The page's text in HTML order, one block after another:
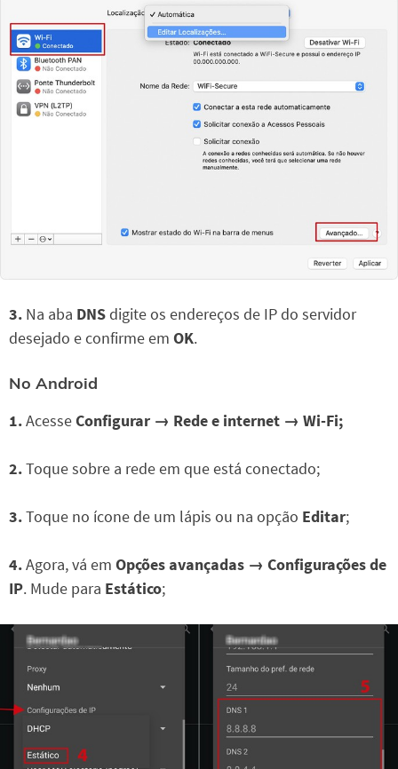
3. Na aba DNSdigite os endereços de IP do servidor
desejado e confirme em OK.
No Android
1.AcesseConfigurar → Rede e internet → Wi-Fi;
2.Toque sobre a rede em que está conectado;
3.Toque no ícone de um lápis ou na opção Editar;
4.Agora, vá em Opções avançadas → Configurações de
IP. Mude para Estático;